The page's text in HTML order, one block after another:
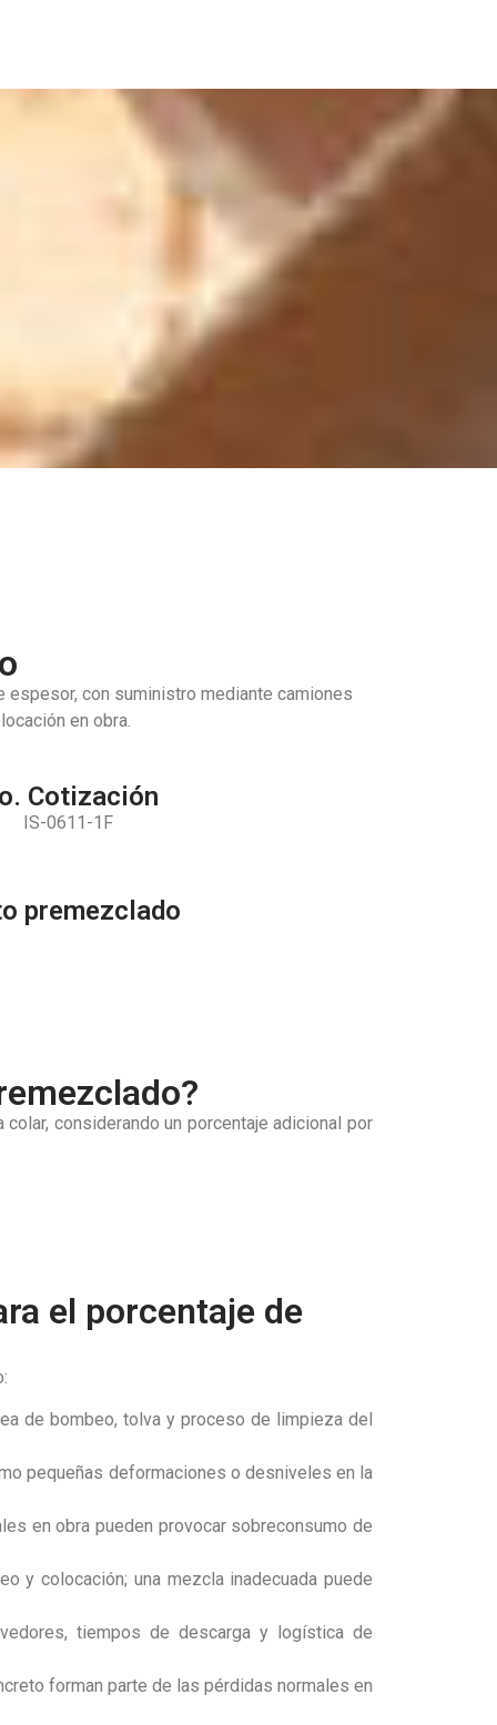
con suministro mediante camiones
en obra.
Cotización
IS-0611-1F
premezclado
considerando un porcentaje adicional por
el porcentaje de
de bombeo, tolva y proceso de limpieza del
pequeñas deformaciones o desniveles en la
en obra pueden provocar sobreconsumo de
y colocación; una mezcla inadecuada puede
tiempos de descarga y logística de
forman parte de las pérdidas normales en